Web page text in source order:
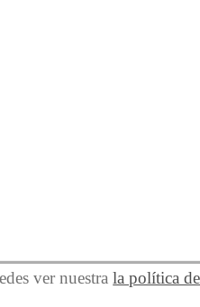
ver nuestrala política